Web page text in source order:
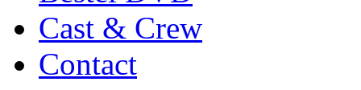
Cast & Crew
Contact